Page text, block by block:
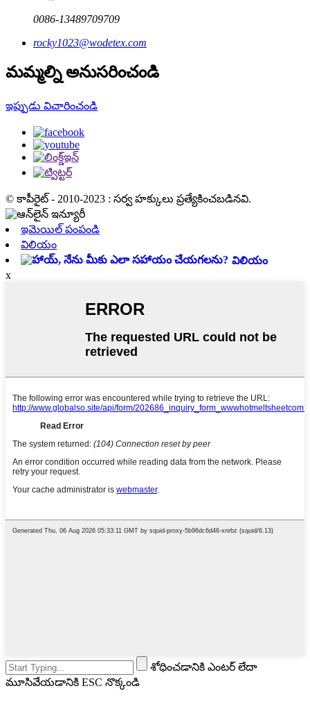
0086-13489709709
rocky1023@wodetex.com
మమ్మల్ని అనుసరించండి
ఇప్పుడు విచారించండి
© కాపీరైట్ - 2010-2023 : సర్వ హక్కులు ప్రత్యేకించబడినవి.
ఇమెయిల్ పంపండి
విలియం
విలియం
x
శోధించడానికి ఎంటర్ లేదా
మూసివేయడానికి ESC నొక్కండి